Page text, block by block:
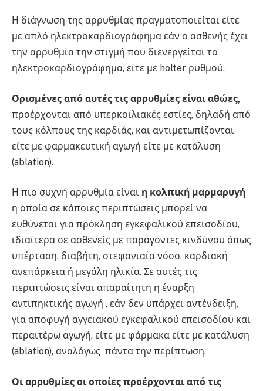
Η διάγνωση της αρρυθμίας πραγματοποιείται είτε
με απλό ηλεκτροκαρδιογράφημα εάν ο ασθενής έχει
την αρρυθμία την στιγμή που διενεργείται το
ηλεκτροκαρδιογράφημα, είτε με holter ρυθμού.
Ορισμένες από αυτές τις αρρυθμίες είναι αθώες,
προέρχονται από υπερκοιλιακές εστίες, δηλαδή από
τους κόλπους της καρδιάς, και αντιμετωπίζονται
είτε με φαρμακευτική αγωγή είτε με κατάλυση
(ablation).
Η πιο συχνή αρρυθμία είναι η κολπική μαρμαρυγή
η οποία σε κάποιες περιπτώσεις μπορεί να
ευθύνεται για πρόκληση εγκεφαλικού επεισοδίου,
ιδιαίτερα σε ασθενείς με παράγοντες κινδύνου όπως
υπέρταση, διαβήτη, στεφανιαία νόσο, καρδιακή
ανεπάρκεια ή μεγάλη ηλικία. Σε αυτές τις
περιπτώσεις είναι απαραίτητη η έναρξη
αντιπηκτικής αγωγή , εάν δεν υπάρχει αντένδειξη,
για αποφυγή αγγειακού εγκεφαλικού επεισοδίου και
περαιτέρω αγωγή, είτε με φάρμακα είτε με κατάλυση
(ablation), αναλόγως πάντα την περίπτωση.
Οι αρρυθμίες οι οποίες προέρχονται από τις